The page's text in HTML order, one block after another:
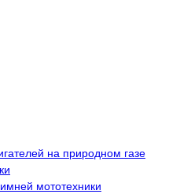
на природном газе
мототехники